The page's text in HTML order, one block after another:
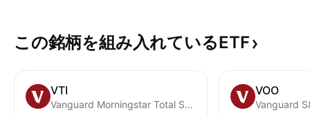
この銘柄を組み入れているETF
VTI
Vanguard Morningstar Total Stock Market ETF
VOO
Vanguard